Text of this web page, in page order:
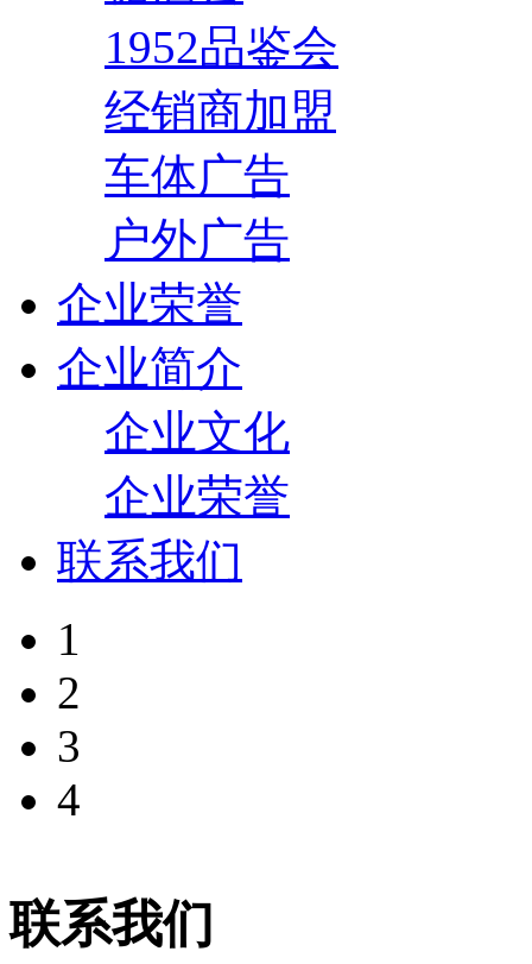
1952品鉴会
经销商加盟
车体广告
户外广告
企业荣誉
企业简介
企业文化
企业荣誉
联系我们
1
2
3
4
联系我们